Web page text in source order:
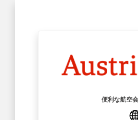
便利な航空